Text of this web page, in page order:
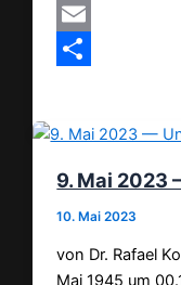
MeWe
Email
9. Mai 2023
10. Mai 2023
von Dr. Rafael
Mai 1945 um